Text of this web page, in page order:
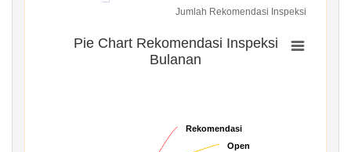
Jumlah Rekomendasi Inspeksi
Pie Chart Rekomendasi Inspeksi
Bulanan
Rekomendasi
Rekomendasi
Open
Open